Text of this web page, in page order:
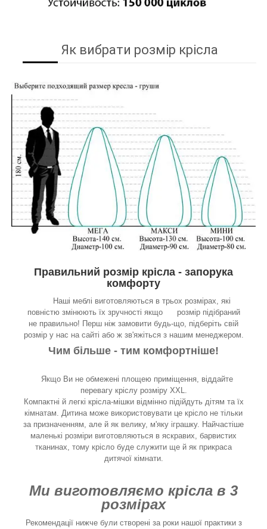
Як вибрати розмір крісла
Правильний розмір крісла - запорука
комфорту
Наші меблі виготовляються в трьох розмірах, які
повністю змінюють їх зручності якщо розмір підібраний
не правильно! Перш ніж замовити будь-що, підберіть свій
розмір у нас на сайті або ж зв'яжіться з нашим менеджером.
Чим більше - тим комфортніше!
Якщо Ви не обмежені площею приміщення, віддайте
перевагу кріслу розміру XXL.
Компактні й легкі крісла-мішки відмінно підійдуть дітям та їх
кімнатам. Дитина може використовувати це крісло не тільки
за призначенням, але й як велику, м'яку іграшку. Найчастіше
маленькі розміри виготовляються в яскравих, барвистих
тканинах, тому крісло буде служити ще й як прикраса
дитячої кімнати.
Ми виготовляємо крісла в 3
розмірах
Рекомендації нижче були створені за роки нашої практики з